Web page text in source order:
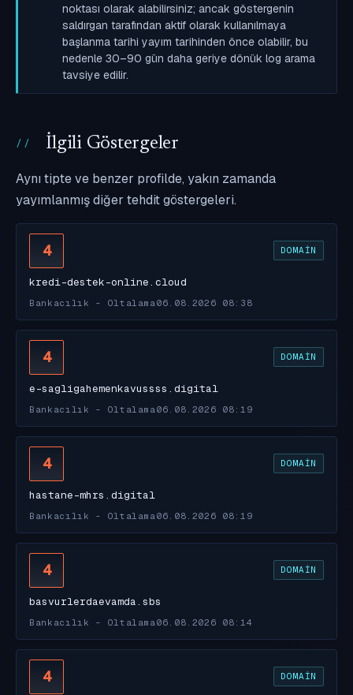
noktası olarak alabilirsiniz; ancak göstergenin
saldırgan tarafından aktif olarak kullanılmaya
başlanma tarihi yayım tarihinden önce olabilir, bu
nedenle 30–90 gün daha geriye dönük log arama
tavsiye edilir.
İlgili Göstergeler
Aynı tipte ve benzer profilde, yakın zamanda
yayımlanmış diğer tehdit göstergeleri.
4 DOMAIN
kredi-destek-online.cloud
Bankacılık - Oltalama 06.08.2026 08:38
4 DOMAIN
e-sagligahemenkavussss.digital
Bankacılık - Oltalama 06.08.2026 08:19
4 DOMAIN
hastane-mhrs.digital
Bankacılık - Oltalama 06.08.2026 08:19
4 DOMAIN
basvurlerdaevamda.sbs
Bankacılık - Oltalama 06.08.2026 08:14
4 DOMAIN